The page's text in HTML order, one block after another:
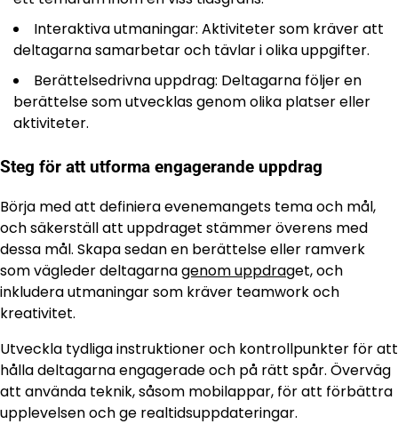
Interaktiva utmaningar: Aktiviteter som kräver att
deltagarna samarbetar och tävlar i olika uppgifter.
Berättelsedrivna uppdrag: Deltagarna följer en
berättelse som utvecklas genom olika platser eller
aktiviteter.
Steg för att utforma engagerande uppdrag
Börja med att definiera evenemangets tema och mål,
och säkerställ att uppdraget stämmer överens med
dessa mål. Skapa sedan en berättelse eller ramverk
som vägleder deltagarnagenom uppdraget, och
inkludera utmaningar som kräver teamwork och
kreativitet.
Utveckla tydliga instruktioner och kontrollpunkter för att
hålla deltagarna engagerade och på rätt spår. Överväg
att använda teknik, såsom mobilappar, för att förbättra
upplevelsen och ge realtidsuppdateringar.